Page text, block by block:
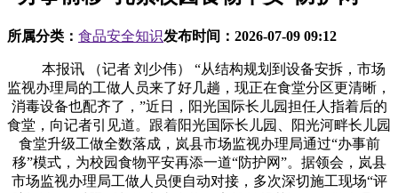
所属分类： 食品安全知识发布时间： 2026-07-09 09:12
本报讯 （记者 刘少伟） “从结构规划到设备安拆，市场
监视办理局的工做人员来了好几趟，现正在食堂分区更清晰，
消毒设备也配齐了，”近日，阳光国际长儿园担任人指着后的
食堂，向记者引见道。跟着阳光国际长儿园、阳光河畔长儿园
食堂升级工做全数落成，岚县市场监视办理局通过“办事前
移”模式，为校园食物平安再添一道“防护网”。据领会，岚县
市场监视办理局工做人员便自动对接，多次深切施工现场“评